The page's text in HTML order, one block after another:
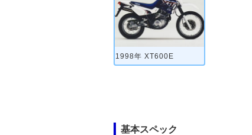
1998年 XT600E
基本スペック